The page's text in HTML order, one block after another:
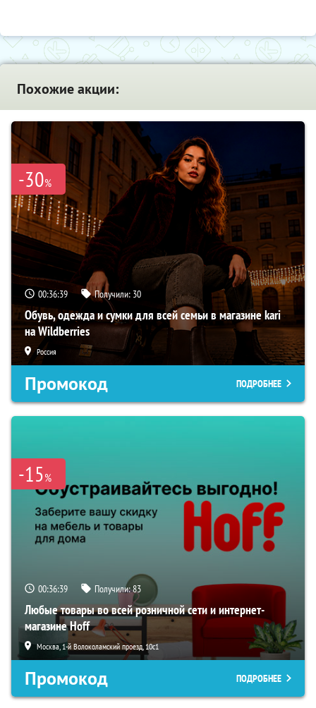
Похожие акции:
-30%
00:36:38 Получили: 30
Обувь, одежда и сумки для всей семьи в магазине kari
на Wildberries
Россия
Промокод ПОДРОБНЕЕ
-15%
00:36:38 Получили:83
Любые товары во всей розничной сети и интернет-
магазине Hoff
Москва, 1-й Волоколамский проезд, 10с1
Промокод ПОДРОБНЕЕ